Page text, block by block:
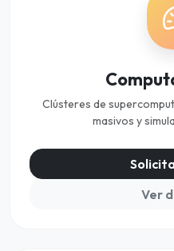
Clústeres de
masivos y
Ver